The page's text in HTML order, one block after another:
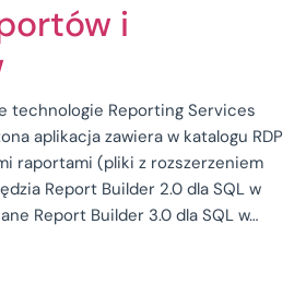
i
technologie Reporting Services
aplikacja zawiera w katalogu RDP
raportami (pliki z rozszerzeniem
Report Builder 2.0 dla SQL w
Report Builder 3.0 dla SQL w…